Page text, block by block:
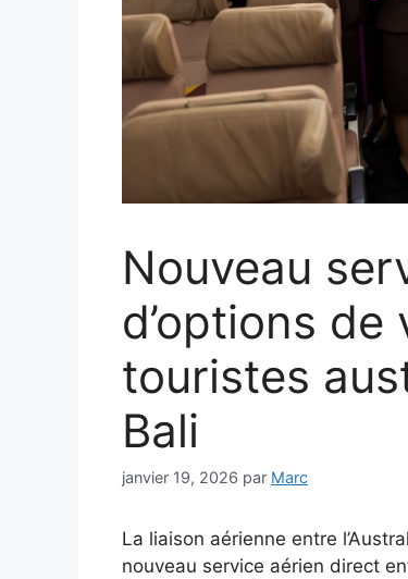
Nouveau
d’options
touristes
Bali
janvier 19, 2026 par Marc
La liaison aérienne entre
nouveau service aérien direct